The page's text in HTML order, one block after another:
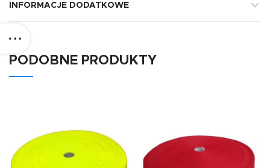
INFORMACJE DODATKOWE
PODOBNE PRODUKTY